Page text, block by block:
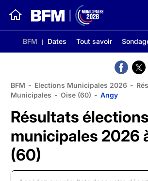
BFM Dates Tout savoir
BFM - Elections Municipales 2026 -
Municipales - Oise (60) - Angy
Résultats élections
municipales 2026
(60)